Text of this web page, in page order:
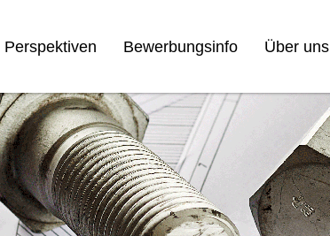
Perspektiven Bewerbungsinfo Über uns